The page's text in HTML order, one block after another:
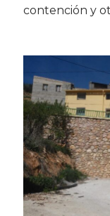
contención y